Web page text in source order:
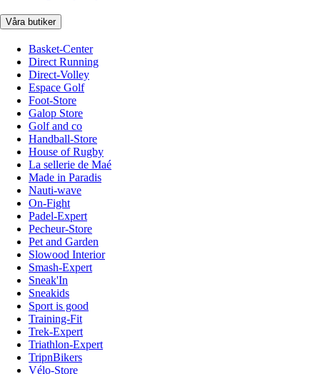
Våra butiker
Basket-Center
Direct Running
Direct-Volley
Espace Golf
Foot-Store
Galop Store
Golf and co
Handball-Store
House of Rugby
La sellerie de Maé
Made in Paradis
Nauti-wave
On-Fight
Padel-Expert
Pecheur-Store
Pet and Garden
Slowood Interior
Smash-Expert
Sneak'In
Sneakids
Sport is good
Training-Fit
Trek-Expert
Triathlon-Expert
TripnBikers
Vélo-Store